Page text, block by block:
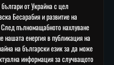
от Украйна с цел
Бесарабия и развитие на
пълномащабното нахлуване
нашата енергия в публикация на
на български език за да може
информация за случващото